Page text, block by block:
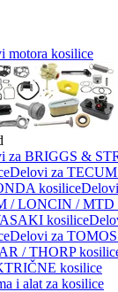
motora kosilice
za BRIGGS &
Delovi za
kosilice
/ LONCIN / MTD
kosilice
Delovi za
/ THORP
kosilice
i alat za kosilice